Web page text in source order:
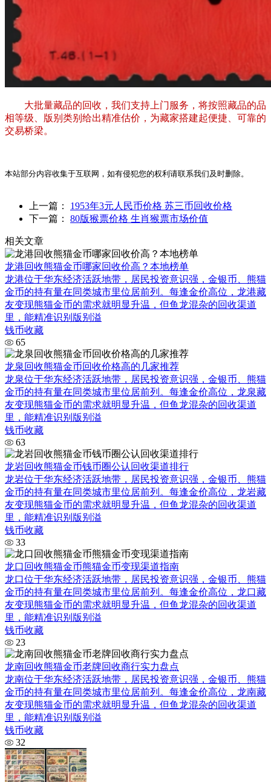
大批量藏品的回收，我们支持上门服务，将按照藏品的品
相等级、版别类别给出精准估价，为藏家搭建起便捷、可靠的
交易桥梁。
本站部分内容收集于互联网，如有侵犯您的权利请联系我们及时删除。
上一篇： 1953年3元人民币价格 苏三币回收价格
下一篇： 80版猴票价格 生肖猴票市场价值
相关文章
龙港回收熊猫金币哪家回收价高？本地榜单
龙港位于华东经济活跃地带，居民投资意识强，金银币、熊猫
金币的持有量在同类城市里位居前列。每逢金价高位，龙港藏
友变现熊猫金币的需求就明显升温，但鱼龙混杂的回收渠道
里，能精准识别版别溢
钱币收藏
65
龙泉回收熊猫金币回收价格高的几家推荐
龙泉位于华东经济活跃地带，居民投资意识强，金银币、熊猫
金币的持有量在同类城市里位居前列。每逢金价高位，龙泉藏
友变现熊猫金币的需求就明显升温，但鱼龙混杂的回收渠道
里，能精准识别版别溢
钱币收藏
63
龙岩回收熊猫金币钱币圈公认回收渠道排行
龙岩位于华东经济活跃地带，居民投资意识强，金银币、熊猫
金币的持有量在同类城市里位居前列。每逢金价高位，龙岩藏
友变现熊猫金币的需求就明显升温，但鱼龙混杂的回收渠道
里，能精准识别版别溢
钱币收藏
33
龙口回收熊猫金币熊猫金币变现渠道指南
龙口位于华东经济活跃地带，居民投资意识强，金银币、熊猫
金币的持有量在同类城市里位居前列。每逢金价高位，龙口藏
友变现熊猫金币的需求就明显升温，但鱼龙混杂的回收渠道
里，能精准识别版别溢
钱币收藏
23
龙南回收熊猫金币老牌回收商行实力盘点
龙南位于华东经济活跃地带，居民投资意识强，金银币、熊猫
金币的持有量在同类城市里位居前列。每逢金价高位，龙南藏
友变现熊猫金币的需求就明显升温，但鱼龙混杂的回收渠道
里，能精准识别版别溢
钱币收藏
32